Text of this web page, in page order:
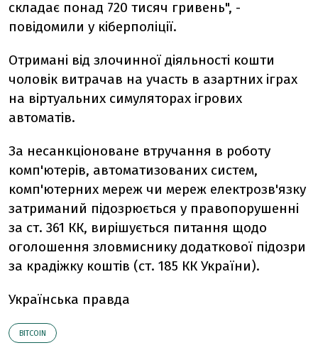
складає понад 720 тисяч гривень", -
повідомили у кіберполіції.
Отримані від злочинної діяльності кошти
чоловік витрачав на участь в азартних іграх
на віртуальних симуляторах ігрових
автоматів.
За несанкціоноване втручання в роботу
комп'ютерів, автоматизованих систем,
комп'ютерних мереж чи мереж електрозв'язку
затриманий підозрюється у правопорушенні
за ст. 361 КК, вирішується питання щодо
оголошення зловмиснику додаткової підозри
за крадіжку коштів (ст. 185 КК України).
Українська правда
BITCOIN